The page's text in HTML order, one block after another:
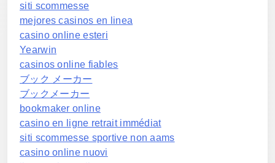
siti scommesse
mejores casinos en linea
casino online esteri
Yearwin
casinos online fiables
ブック メーカー
ブックメーカー
bookmaker online
casino en ligne retrait immédiat
siti scommesse sportive non aams
casino online nuovi